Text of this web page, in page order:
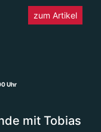
zum Artikel
Uhr
mit Tobias